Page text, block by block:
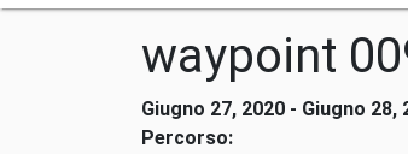
waypoint
Giugno 27, 2020 - Giugno 28,
Percorso: